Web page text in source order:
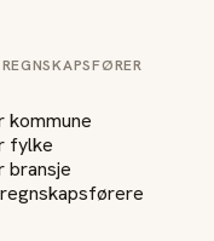
kommune
fylke
bransje